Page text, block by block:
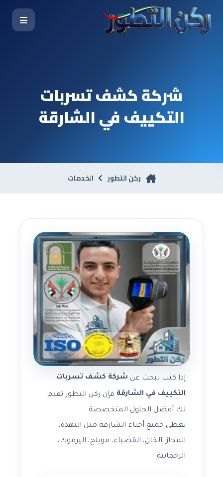
شركة كشف تسربات
التكييف في الشارقة
ركن التطور الخدمات
إذا كنت تبحث عن شركة كشف تسربات
التكييف في الشارقة فإن ركن التطور تقدم
لك أفضل الحلول المتخصصة.
نغطي جميع أحياء الشارقة مثل النهدة،
المجاز، الخان، القصباء، مويلح، اليرموك،
الرحمانية.